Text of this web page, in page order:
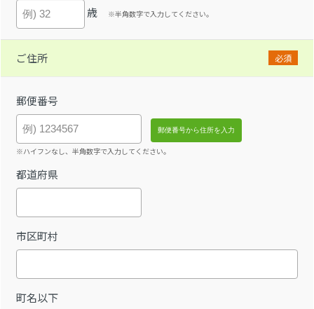
歳 ※半角数字で入力してください。
ご住所 必須
郵便番号
※ハイフンなし、半角数字で入力してください。
都道府県
市区町村
町名以下